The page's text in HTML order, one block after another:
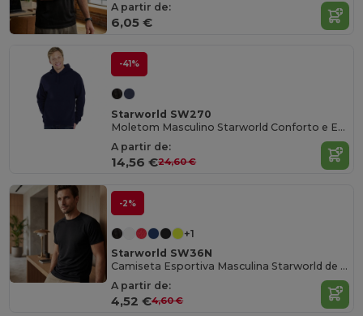
A partir de:
6,05 €
-41%
Starworld SW270
Moletom Masculino Starworld Conforto e Estilo
A partir de:
14,56 €24,60 €
-2%
+1
Starworld SW36N
Camiseta Esportiva Masculina Starworld de Secagem Rápida
A partir de:
4,52 €4,60 €